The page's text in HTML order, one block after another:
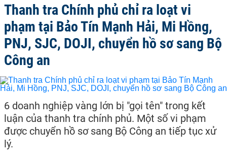
Thanh tra Chính phủ chỉ ra loạt vi
phạm tại Bảo Tín Mạnh Hải, Mi Hồng,
PNJ, SJC, DOJI, chuyển hồ sơ sang Bộ
Công an
6 doanh nghiệp vàng lớn bị "gọi tên" trong kết
luận của thanh tra chính phủ. Một số vi phạm
được chuyển hồ sơ sang Bộ Công an tiếp tục xử
lý.